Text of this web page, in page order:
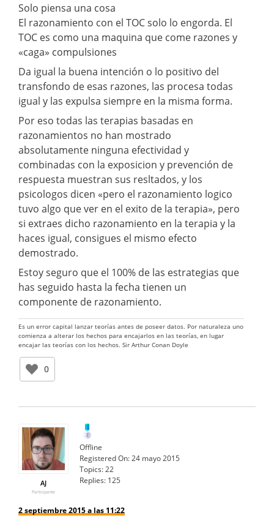
Solo piensa una cosa
El razonamiento con el TOC solo lo engorda. El
TOC es como una maquina que come razones y
«caga» compulsiones
Da igual la buena intención o lo positivo del
transfondo de esas razones, las procesa todas
igual y las expulsa siempre en la misma forma.
Por eso todas las terapias basadas en
razonamientos no han mostrado
absolutamente ninguna efectividad y
combinadas con la exposicion y prevención de
respuesta muestran sus resltados, y los
psicologos dicen «pero el razonamiento logico
tuvo algo que ver en el exito de la terapia», pero
si extraes dicho razonamiento en la terapia y la
haces igual, consigues el mismo efecto
demostrado.
Estoy seguro que el 100% de las estrategias que
has seguido hasta la fecha tienen un
componente de razonamiento.
Es un error capital lanzar teorías antes de poseer datos. Por naturaleza uno
comienza a alterar los hechos para encajarlos en las teorías, en lugar
encajar las teorías con los hechos. Sir Arthur Conan Doyle
0
AJ
Participante
Offline
Registered On:24 mayo 2015
Topics:22
Replies: 125
2 septiembre 2015 a las 11:22